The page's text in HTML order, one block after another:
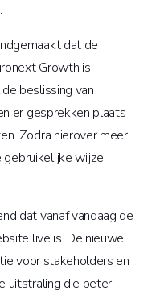
dat de
Growth is
beslissing van
er gesprekken plaats
Zodra hierover meer
gebruikelijke wijze
dat vanaf vandaag de
live is. De nieuwe
voor stakeholders en
uitstraling die beter